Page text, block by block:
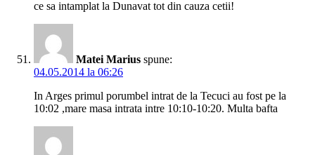
ce sa intamplat la Dunavat tot din cauza cetii!
Matei Marius spune:
04.05.2014 la 06:26
In Arges primul porumbel intrat de la Tecuci au fost pe la
10:02 ,mare masa intrata intre 10:10-10:20. Multa bafta